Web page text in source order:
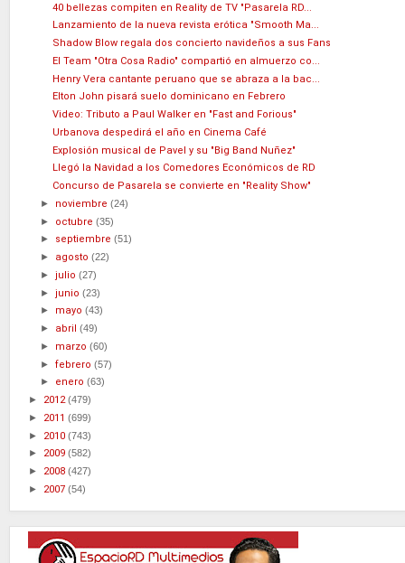
40 bellezas compiten en Reality de TV "Pasarela RD...
Lanzamiento de la nueva revista erótica "Smooth Ma...
Shadow Blow regala dos concierto navideños a sus Fans
El Team "Otra Cosa Radio" compartió en almuerzo co...
Henry Vera cantante peruano que se abraza a la bac...
Elton John pisará suelo dominicano en Febrero
Video: Tributo a Paul Walker en "Fast and Forious"
Urbanova despedirá el año en Cinema Café
Explosión musical de Pavel y su "Big Band Nuñez"
Llegó la Navidad a los Comedores Económicos de RD
Concurso de Pasarela se convierte en "Reality Show"
► noviembre(24)
► octubre(35)
► septiembre(51)
► agosto(22)
►julio(27)
►junio(23)
► mayo(43)
► abril(49)
► marzo(60)
►febrero(57)
► enero(63)
► 2012(479)
► 2011 (699)
► 2010 (743)
► 2009 (582)
► 2008 (427)
► 2007 (54)